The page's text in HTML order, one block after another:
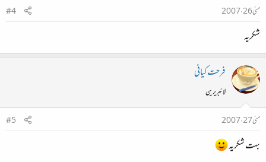
مئی 26، 2007
#4
شکریہ
فرحت کیانی
لائبریرین
مئی 27، 2007
#5
بہت شکریہ